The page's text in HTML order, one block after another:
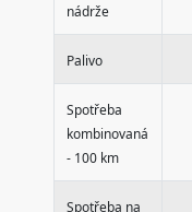
nádrže
Palivo
Spotřeba
kombinovaná
- 100 km
Spotřeba na